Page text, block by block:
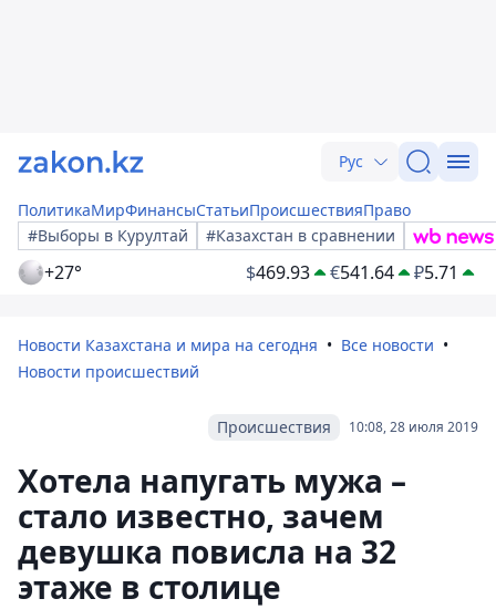
Рус
ПолитикаМирФинансыСтатьиПроисшествияПраво
#Выборы в Курултай
#Казахстан в сравнении
+27° $469.93 €541.64 ₽5.71
Новости Казахстана и мира на сегодня
Все новости
Новости происшествий
10:08, 28 июля 2019
Происшествия
Хотела напугать мужа –
стало известно, зачем
девушка повисла на 32
этаже в столице